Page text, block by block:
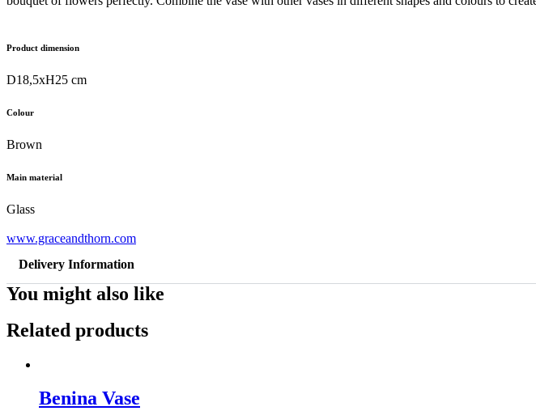
quantity
Product dimension
D18,5xH25 cm
Colour
Brown
Main material
Glass
www.graceandthorn.com
Delivery Information
You might also like
Related products
Benina Vase